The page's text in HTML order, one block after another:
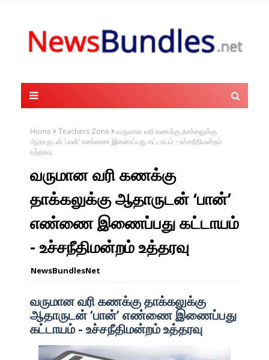
Home Teachers Zone
வருமான வரி கணக்கு தாக்கலுக்கு
ஆதாருடன் ‘பான்’ எண்ணை இணைப்பது கட்டாயம் - உச்சநீதிமன்றம்
உத்தரவு
வருமான வரி கணக்கு
தாக்கலுக்கு ஆதாருடன் ‘பான்’
எண்ணை இணைப்பது கட்டாயம்
- உச்சநீதிமன்றம் உத்தரவு
NewsBundlesNet
வருமான வரி கணக்கு தாக்கலுக்கு
ஆதாருடன் ‘பான்’ எண்ணை இணைப்பது
கட்டாயம் - உச்சநீதிமன்றம் உத்தரவு